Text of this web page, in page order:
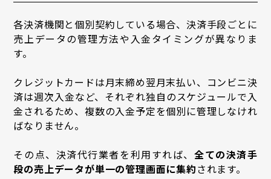
各決済機関と個別契約している場合、決済手段ごとに
売上データの管理方法や入金タイミングが異なりま
す。
クレジットカードは月末締め翌月末払い、コンビニ決
済は週次入金など、それぞれ独自のスケジュールで入
金されるため、複数の入金予定を個別に管理しなけれ
ばなりません。
その点、決済代行業者を利用すれば、 全ての決済手
段の売上データが単一の管理画面に集約されます。